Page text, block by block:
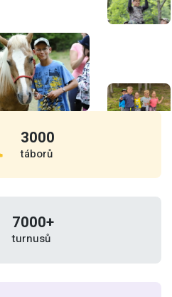
3000
táborů
7000+
turnusů